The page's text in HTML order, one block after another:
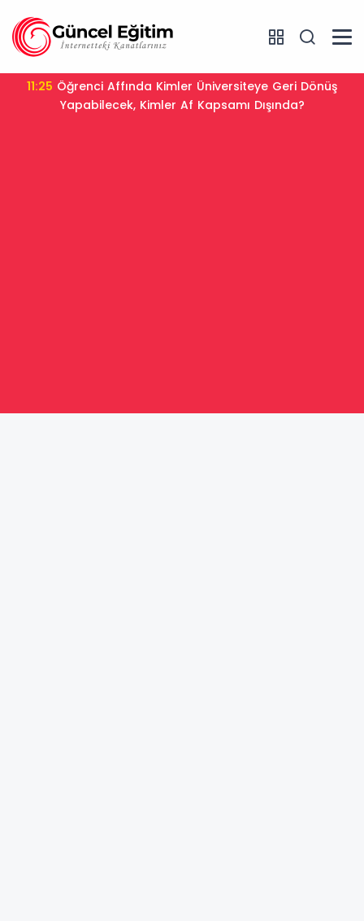
11:25
Yapabilecek, Kimler Af Kapsamı Dışında?